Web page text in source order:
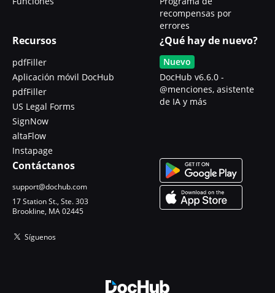
recompensas por
errores
Recursos
pdfFiller
Aplicación móvil DocHub
pdfFiller
US Legal Forms
SignNow
altaFlow
Instapage
¿Qué hay de nuevo?
Nuevo
DocHub v6.6.0 -
@menciones, asistente
de IA y más
Contáctanos
support@dochub.com
17 Station St., Ste. 303
Brookline, MA 02445
Síguenos